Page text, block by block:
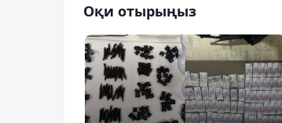
Оқи отырыңыз